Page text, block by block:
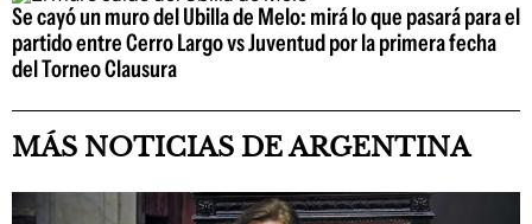
Se cayó un muro del Ubilla de Melo: mirá lo que pasará para el
partido entre Cerro Largo vs Juventud por la primera fecha
del Torneo Clausura
MÁS NOTICIAS DE ARGENTINA